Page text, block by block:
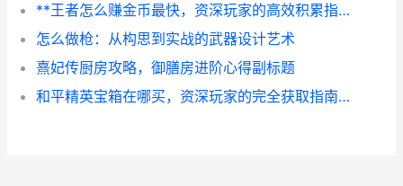
**王者怎么赚金币最快，资深玩家的高效积累指南**
怎么做枪：从构思到实战的武器设计艺术
熹妃传厨房攻略，御膳房进阶心得副标题
和平精英宝箱在哪买，资深玩家的完全获取指南，副标题，开启你的战术资源库